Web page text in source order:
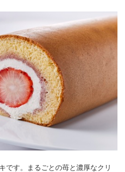
です。まるごとの苺と濃厚なクリ